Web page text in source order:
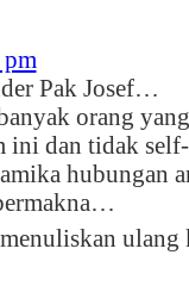
Pak Josef…
orang
ini dan tidak
hubungan
ulang